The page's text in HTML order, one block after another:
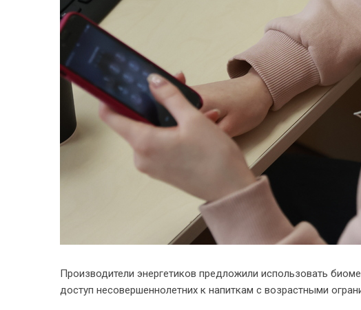
Производители энергетиков предложили использовать
доступ несовершеннолетних к напиткам с возрастными